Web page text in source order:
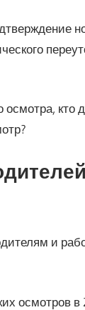
осмотра,
и
осмотров в